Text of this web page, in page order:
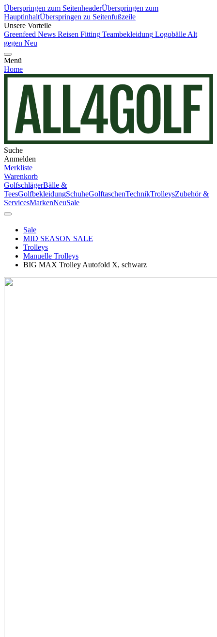
Überspringen zum SeitenheaderÜberspringen zum
HauptinhaltÜberspringen zu Seitenfußzeile
Unsere Vorteile
Greenfeed News Reisen Fitting Teambekleidung Logobälle Alt
gegen Neu
Menü
Home
Suche
Anmelden
Merkliste
Warenkorb
GolfschlägerBälle &
TeesGolfbekleidungSchuheGolftaschenTechnikTrolleysZubehör &
ServicesMarkenNeuSale
Sale
MID SEASON SALE
Trolleys
Manuelle Trolleys
BIG MAX Trolley Autofold X, schwarz